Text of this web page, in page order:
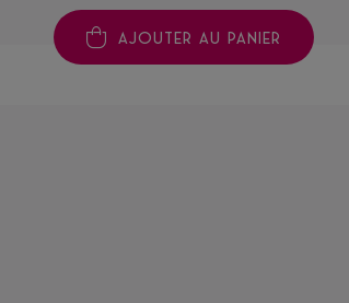
AJOUTER AU PANIER